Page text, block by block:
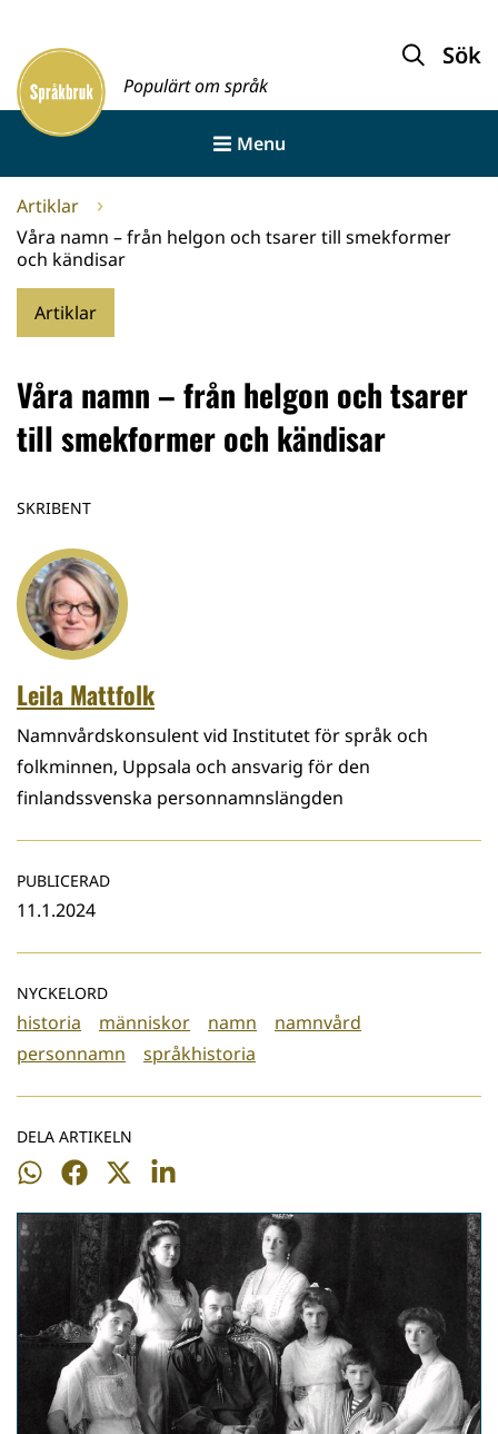
innehållet
Framsida
Populärt om språk
Sök
Menu
Artiklar
Våra namn – från helgon och tsarer till smekformer
och kändisar
Artiklar
Våra namn – från helgon och tsarer
till smekformer och kändisar
SKRIBENT
Leila Mattfolk
Namnvårdskonsulent vid Institutet för språk och
folkminnen, Uppsala och ansvarig för den
finlandssvenska personnamnslängden
PUBLICERAD
11.1.2024
NYCKELORD
historia människor namn
namnvård
personnamn
språkhistoria
DELA ARTIKELN
Dela
WhatsApp
Dela
Facebook
Dela
Twitter
Dela
LinkedIn